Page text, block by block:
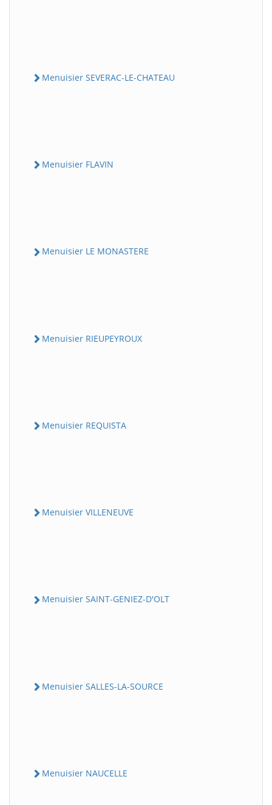
Menuisier SEVERAC-LE-CHATEAU
Menuisier FLAVIN
Menuisier LE MONASTERE
Menuisier RIEUPEYROUX
Menuisier REQUISTA
Menuisier VILLENEUVE
Menuisier SAINT-GENIEZ-D'OLT
Menuisier SALLES-LA-SOURCE
Menuisier NAUCELLE